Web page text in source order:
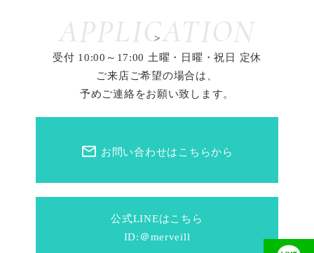
APPLICATION
公式LINEはこちら
ID:＠merveill
mail_outline お問い合わせはこちらから
>
受付 10:00～17:00 土曜・日曜・祝日 定休
ご来店ご希望の場合は、
予めご連絡をお願い致します。